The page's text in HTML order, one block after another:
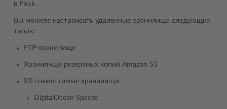
в Plesk.
Вы можете настраивать удаленные хранилища следующих
типов:
FTP-хранилище
Хранилище резервных копий Amazon S3
S3-совместимые хранилища:
DigitalOcean Spaces